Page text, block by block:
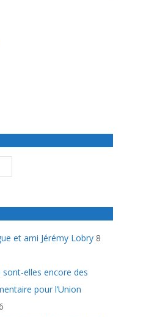
et ami Jérémy Lobry 8
sont-elles encore des
pour l’Union